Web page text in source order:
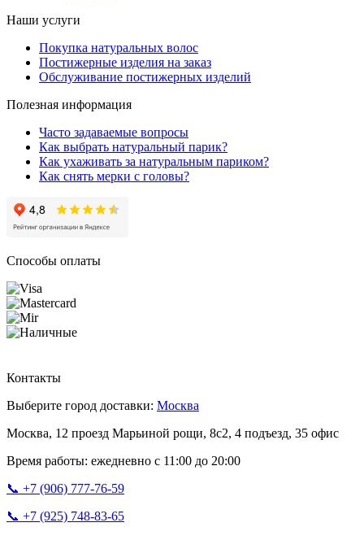
Наши услуги
Покупка натуральных волос
Постижерные изделия на заказ
Обслуживание постижерных изделий
Полезная информация
Часто задаваемые вопросы
Как выбрать натуральный парик?
Как ухаживать за натуральным париком?
Как снять мерки с головы?
Способы оплаты
Контакты
Выберите город доставки: Москва
Москва, 12 проезд Марьиной рощи, 8с2, 4 подъезд, 35 офис
Время работы: ежедневно с 11:00 до 20:00
📞 +7 (906) 777-76-59
📞 +7 (925) 748-83-65